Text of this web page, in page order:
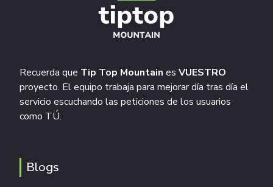
Recuerda que Tip Top Mountain es VUESTRO
proyecto. El equipo trabaja para mejorar día tras día el
servicio escuchando las peticiones de los usuarios
como TÚ.
Blogs